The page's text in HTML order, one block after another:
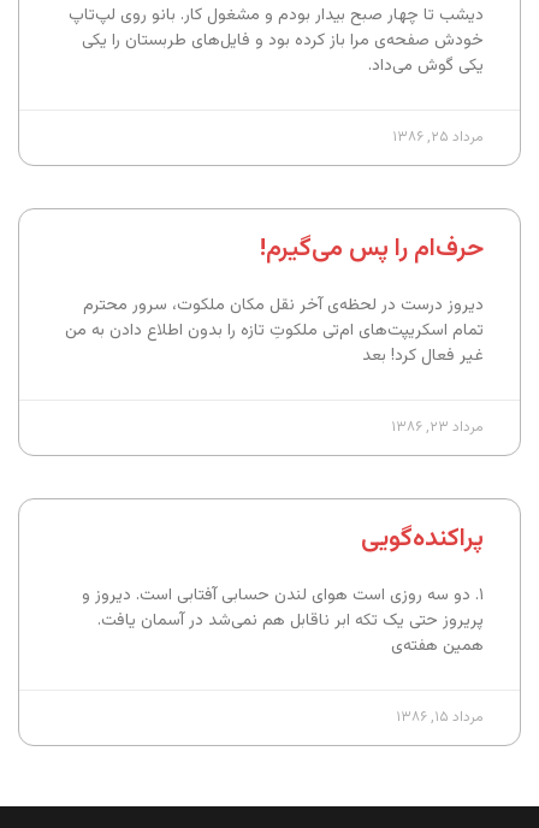
دیشب تا چهار صبح بیدار بودم و مشغول کار. بانو روی لپ‌تاپ
خودش صفحه‌ی مرا باز کرده بود و فایل‌های طربستان را یکی
یکی گوش می‌داد.
مرداد ۲۵, ۱۳۸۶
حرف‌ام را پس می‌گیرم!
دیروز درست در لحظه‌ی آخر نقل مکان ملکوت، سرور محترم
تمام اسکریپت‌های ام‌تی ملکوتِ تازه را بدون اطلاع دادن به من
غیر فعال کرد! بعد
مرداد ۲۳, ۱۳۸۶
پراکنده‌گویی
۱. دو سه روزی است هوای لندن حسابی آفتابی است. دیروز و
پریروز حتی یک تکه ابر ناقابل هم نمی‌شد در آسمان یافت.
همین هفته‌ی
مرداد ۱۵, ۱۳۸۶